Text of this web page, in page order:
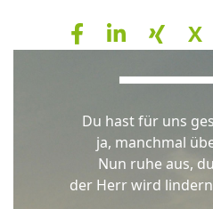
Schließen OK
X
Du hast für uns
ja, manchmal
Nun ruhe aus,
der Herr wird